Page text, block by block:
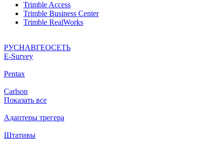
Trimble Access
Trimble Business Center
Trimble RealWorks
РУСНАВГЕОСЕТЬ
Е-Survey
Pentax
Carlson
Показать все
Адаптеры трегера
Штативы